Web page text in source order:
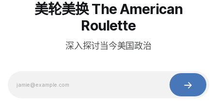
美轮美换 The American
Roulette
深入探讨当今美国政治